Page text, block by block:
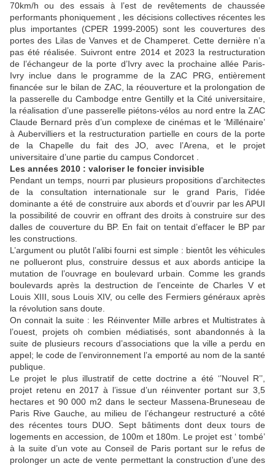
70km/h ou des essais à l’est de revêtements de chaussée
performants phoniquement , les décisions collectives récentes les
plus importantes (CPER 1999-2005) sont les couvertures des
portes des Lilas de Vanves et de Champeret. Cette dernière n’a
pas été réalisée. Suivront entre 2014 et 2023 la restructuration
de l’échangeur de la porte d’Ivry avec la prochaine allée Paris-
Ivry inclue dans le programme de la ZAC PRG, entièrement
financée sur le bilan de ZAC, la réouverture et la prolongation de
la passerelle du Cambodge entre Gentilly et la Cité universitaire,
la réalisation d’une passerelle piétons-vélos au nord entre la ZAC
Claude Bernard près d’un complexe de cinémas et le ‘Millénaire’
à Aubervilliers et la restructuration partielle en cours de la porte
de la Chapelle du fait des JO, avec l’Arena, et le projet
universitaire d’une partie du campus Condorcet .
Les années 2010 : valoriser le foncier invisible
Pendant un temps, nourri par plusieurs propositions d’architectes
de la consultation internationale sur le grand Paris, l’idée
dominante a été de construire aux abords et d’ouvrir par les APUI
la possibilité de couvrir en offrant des droits à construire sur des
dalles de couverture du BP. En fait on tentait d’effacer le BP par
les constructions.
L’argument ou plutôt l’alibi fourni est simple : bientôt les véhicules
ne pollueront plus, construire dessus et aux abords anticipe la
mutation de l’ouvrage en boulevard urbain. Comme les grands
boulevards après la destruction de l’enceinte de Charles V et
Louis XIII, sous Louis XIV, ou celle des Fermiers généraux après
la révolution sans doute.
On connait la suite : les Réinventer Mille arbres et Multistrates à
l’ouest, projets oh combien médiatisés, sont abandonnés à la
suite de plusieurs recours d’associations que la ville a perdu en
appel; le code de l’environnement l’a emporté au nom de la santé
publique.
Le projet le plus illustratif de cette doctrine a été ‘’Nouvel R’’,
projet retenu en 2017 à l’issue d’un réinventer portant sur 3,5
hectares et 90 000 m2 dans le secteur Massena-Bruneseau de
Paris Rive Gauche, au milieu de l’échangeur restructuré a côté
des récentes tours DUO. Sept bâtiments dont deux tours de
logements en accession, de 100m et 180m. Le projet est ‘ tombé’
à la suite d’un vote au Conseil de Paris portant sur le refus de
prolonger un acte de vente permettant la construction d’une des